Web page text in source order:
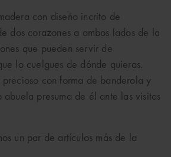
con diseño incrito de
dos corazones a ambos lados de la
que pueden servir de
lo cuelgues de dónde quieras.
con forma de banderola y
presuma de él ante las visitas
un par de artículos más de la